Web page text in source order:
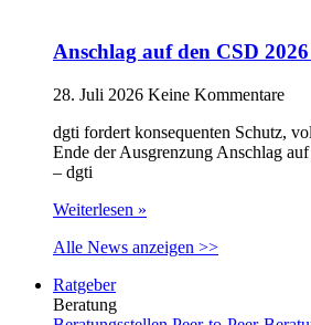
Anschlag auf den CSD
28. Juli 2026 Keine Kommentare
dgti fordert konsequenten Schutz,
Ende der Ausgrenzung Anschlag
– dgti
Weiterlesen »
Alle News anzeigen >>
Ratgeber
Beratung